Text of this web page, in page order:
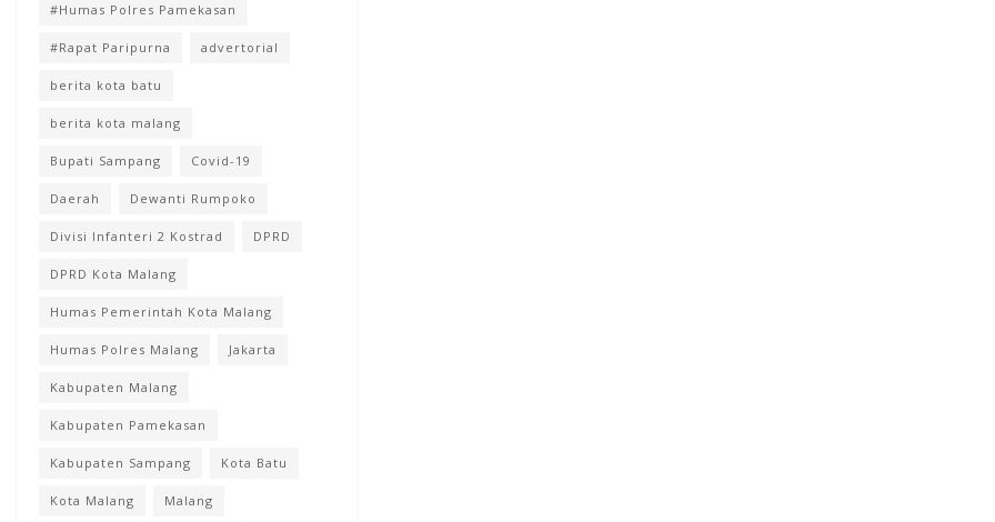
#Humas Polres Pamekasan
#Rapat Paripurna advertorial
berita kota batu
berita kota malang
Bupati Sampang Covid-19
Daerah Dewanti Rumpoko
Divisi Infanteri 2 Kostrad DPRD
DPRD Kota Malang
Humas Pemerintah Kota Malang
Humas Polres Malang Jakarta
Kabupaten Malang
Kabupaten Pamekasan
Kabupaten Sampang Kota Batu
Kota Malang Malang